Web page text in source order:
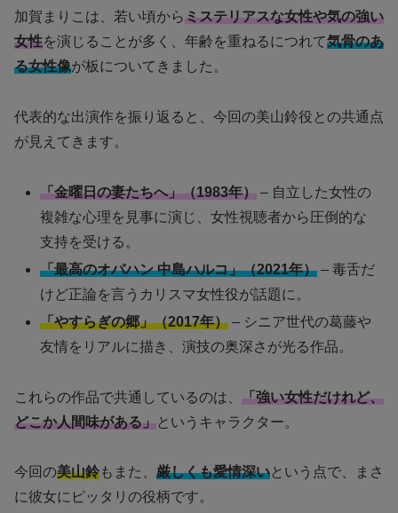
加賀まりこは、若い頃からミステリアスな女性や気の強い
女性を演じることが多く、年齢を重ねるにつれて気骨のあ
る女性像が板についてきました。
代表的な出演作を振り返ると、今回の美山鈴役との共通点
が見えてきます。
「金曜日の妻たちへ」（1983年） – 自立した女性の
複雑な心理を見事に演じ、女性視聴者から圧倒的な
支持を受ける。
「最高のオバハン 中島ハルコ」（2021年） – 毒舌だ
けど正論を言うカリスマ女性役が話題に。
「やすらぎの郷」（2017年） – シニア世代の葛藤や
友情をリアルに描き、演技の奥深さが光る作品。
これらの作品で共通しているのは、 「強い女性だけれど、
どこか人間味がある」というキャラクター。
今回の美山鈴もまた、 厳しくも愛情深いという点で、まさ
に彼女にピッタリの役柄です。